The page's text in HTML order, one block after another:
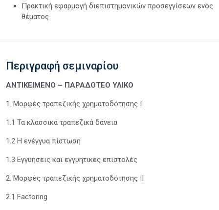
Πρακτική εφαρμογή διεπιστημονικών προσεγγίσεων ενός
θέματος
Περιγραφή σεμιναρίου
ΑΝΤΙΚΕΙΜΕΝΟ – ΠΑΡΑΔΟΤΕΟ ΥΛΙΚΟ
1. Μορφές τραπεζικής χρηματοδότησης Ι
1.1 Τα κλασσικά τραπεζικά δάνεια
1.2 Η ενέγγυα πίστωση
1.3 Εγγυήσεις και εγγυητικές επιστολές
2. Μορφές τραπεζικής χρηματοδότησης ΙI
2.1 Factoring